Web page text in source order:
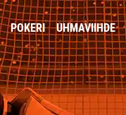
POKERI UHMAVIIHDE